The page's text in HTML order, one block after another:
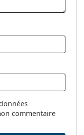
commentaire